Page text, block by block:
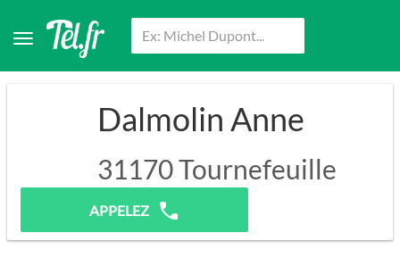
Dalmolin Anne
31170Tournefeuille
Pas de prospection.
APPELEZ